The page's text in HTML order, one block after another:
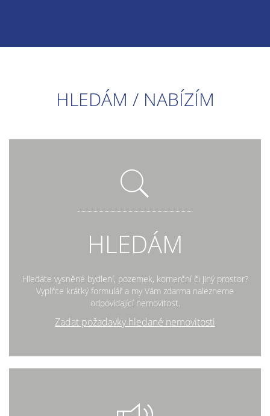
HLEDÁM / NABÍZÍM
HLEDÁM
Hledáte vysněné bydlení, pozemek, komerční či jiný prostor?
Vyplňte krátký formulář a my Vám zdarma nalezneme
odpovídající nemovitost.
Zadat požadavky hledané nemovitosti